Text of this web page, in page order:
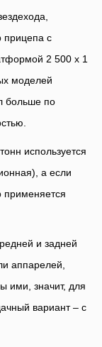
прицепа с
2 500 х 1
моделей
больше по
используется
а если
применяется
и задней
аппарелей,
ими, значит, для
вариант – с